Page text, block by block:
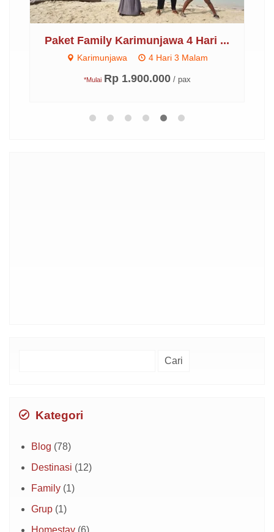
Paket Family Karimunjawa 4 Hari ...
Karimunjawa 4 Hari 3 Malam
*Mulai Rp 1.900.000 / pax
Kategori
Blog (78)
Destinasi (12)
Family (1)
Grup (1)
Homestay (6)